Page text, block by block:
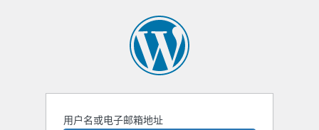
用户名或电子邮箱地址